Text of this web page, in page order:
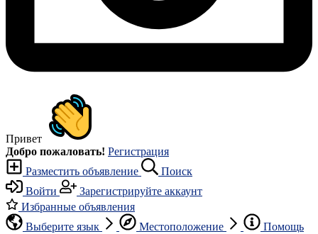
Привет
Добро пожаловать! Регистрация
Разместить объявление
Поиск
Войти
Зарегистрируйте аккаунт
Избранные объявления
Выберите язык
Местоположение Помощь